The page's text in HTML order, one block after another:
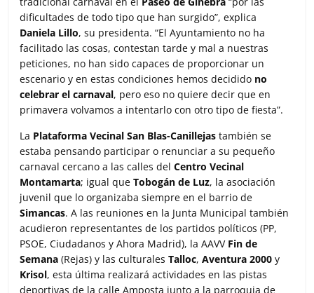
dificultades de todo tipo que han surgido”, explica
Daniela Lillo, su presidenta. “El Ayuntamiento no ha
facilitado las cosas, contestan tarde y mal a nuestras
peticiones, no han sido capaces de proporcionar un
escenario y en estas condiciones hemos decidido no
celebrar el carnaval, pero eso no quiere decir que en
primavera volvamos a intentarlo con otro tipo de fiesta”.
La Plataforma Vecinal San Blas-Canillejas también se
estaba pensando participar o renunciar a su pequeño
carnaval cercano a las calles delCentro Vecinal
Montamarta; igual queTobogán de Luz, la asociación
juvenil que lo organizaba siempre en el barrio de
Simancas. A las reuniones en la Junta Municipal también
acudieron representantes de los partidos políticos (PP,
PSOE, Ciudadanos y Ahora Madrid), la AAVV Fin de
Semana(Rejas) y las culturalesTalloc,Aventura 2000 y
Krisol, esta última realizará actividades en las pistas
deportivas de la calle Amposta junto a la parroquia de